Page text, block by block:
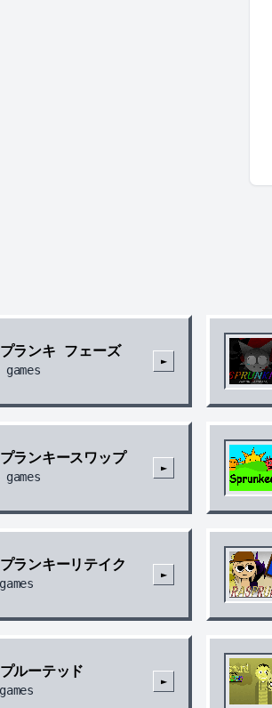
ランキ フェーズ
games
►
ランキースワップ
games
►
ランキーリテイク
►
ルーテッド
►